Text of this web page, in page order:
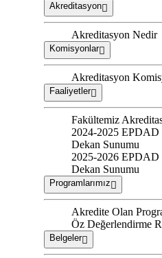
Akreditasyon
Akreditasyon Nedir
Komisyonlar
Akreditasyon
Faaliyetler
Fakültemiz
2024-2025 EPDAD
Dekan Sunumu
2025-2026 EPDAD
Dekan Sunumu
Programlarımız
Akredite Olan
Öz Değerlendirme
Belgeler